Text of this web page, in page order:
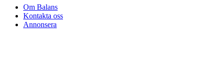
Om Balans
Kontakta oss
Annonsera